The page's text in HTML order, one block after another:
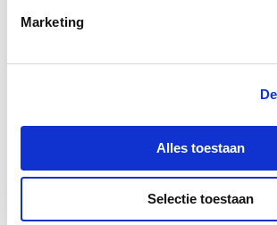
Marketing
Alles toestaan
Selectie toestaan
Schrijf Een Review Stel